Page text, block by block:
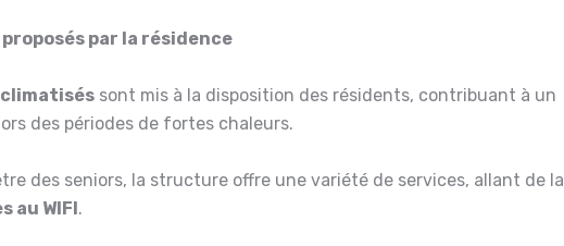
par la résidence
climatisés sont mis à la disposition des résidents, contribuant à un
des périodes de fortes chaleurs.
des seniors, la structure offre une variété de services, allant de la
au WIFI .